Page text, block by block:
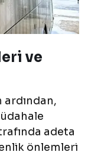
ve
ardından,
adeta
önlemleri